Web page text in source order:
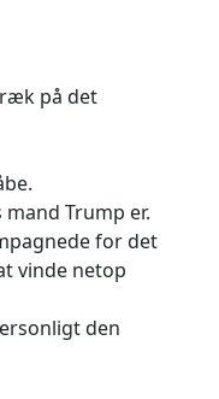
på det
Trump er.
for det
vinde netop
den